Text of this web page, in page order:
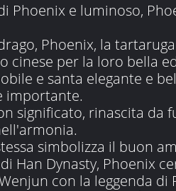
Phoenix e luminoso,
Phoenix, la
cinese per la loro bella
e santa elegante e
importante.
significato, rinascita da
simbolizza il buon
Han Dynasty, Phoenix
con la leggenda di